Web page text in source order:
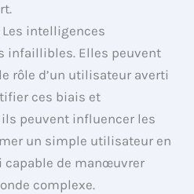
Les intelligences
infaillibles. Elles peuvent
rôle d’un utilisateur averti
ces biais et
peuvent influencer les
un simple utilisateur en
capable de manœuvrer
complexe.